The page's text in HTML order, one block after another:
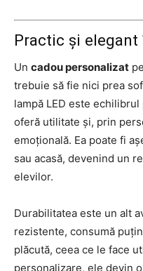
Practic și
Un cadou personalizat
trebuie să fie nici prea
lampă LED este
oferă utilitate și, prin
emoțională. Ea poate fi
sau acasă, devenind un
elevilor.
Durabilitatea este un alt
rezistente, consumă
plăcută, ceea ce le face
personalizare, ele devin